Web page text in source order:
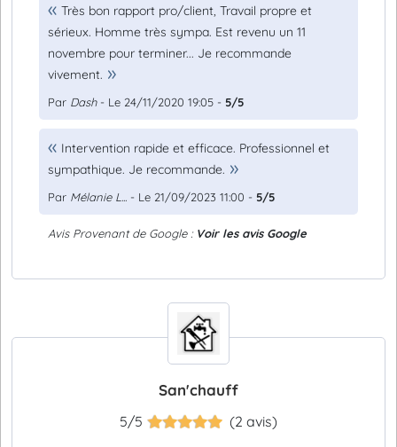
Très bon rapport pro/client, Travail propre et
sérieux. Homme très sympa. Est revenu un 11
novembre pour terminer... Je recommande
vivement.
Par Dash- Le 24/11/2020 19:05 - 5/5
Intervention rapide et efficace. Professionnel et
sympathique. Je recommande.
Par Mélanie L... - Le 21/09/2023 11:00 - 5/5
Avis Provenant de Google : Voir les avis Google
San'chauff
5/5 (2 avis)